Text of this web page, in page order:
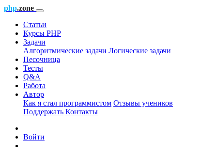
php.zone
Статьи
Курсы PHP
Задачи
Алгоритмические задачи Логические задачи
Песочница
Тесты
Q&A
Работа
Автор
Как я стал программистом Отзывы учеников
Поддержать Контакты
Войти